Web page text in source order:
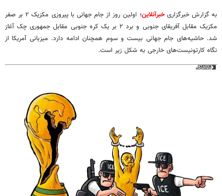
به گزارش خبرگزاریخبرآنلاین؛
اولین روز از جام جهانی با پیروزی مکزیک ۲ بر صفر
مکزیک مقابل آفریقای جنوبی و برد ۲ بر یک کره جنوبی مقابل جمهوری چک آغاز
شد. حاشیه‌های جام جهانی بیست و سوم همچنان ادامه دارد. میزبانی آمریکا از
نگاه کارتونیست‌های خارجی به شکل زیر است.